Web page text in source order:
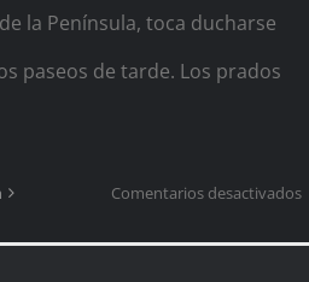
la Península, toca ducharse
paseos de tarde. Los prados
Comentarios desactivadosen